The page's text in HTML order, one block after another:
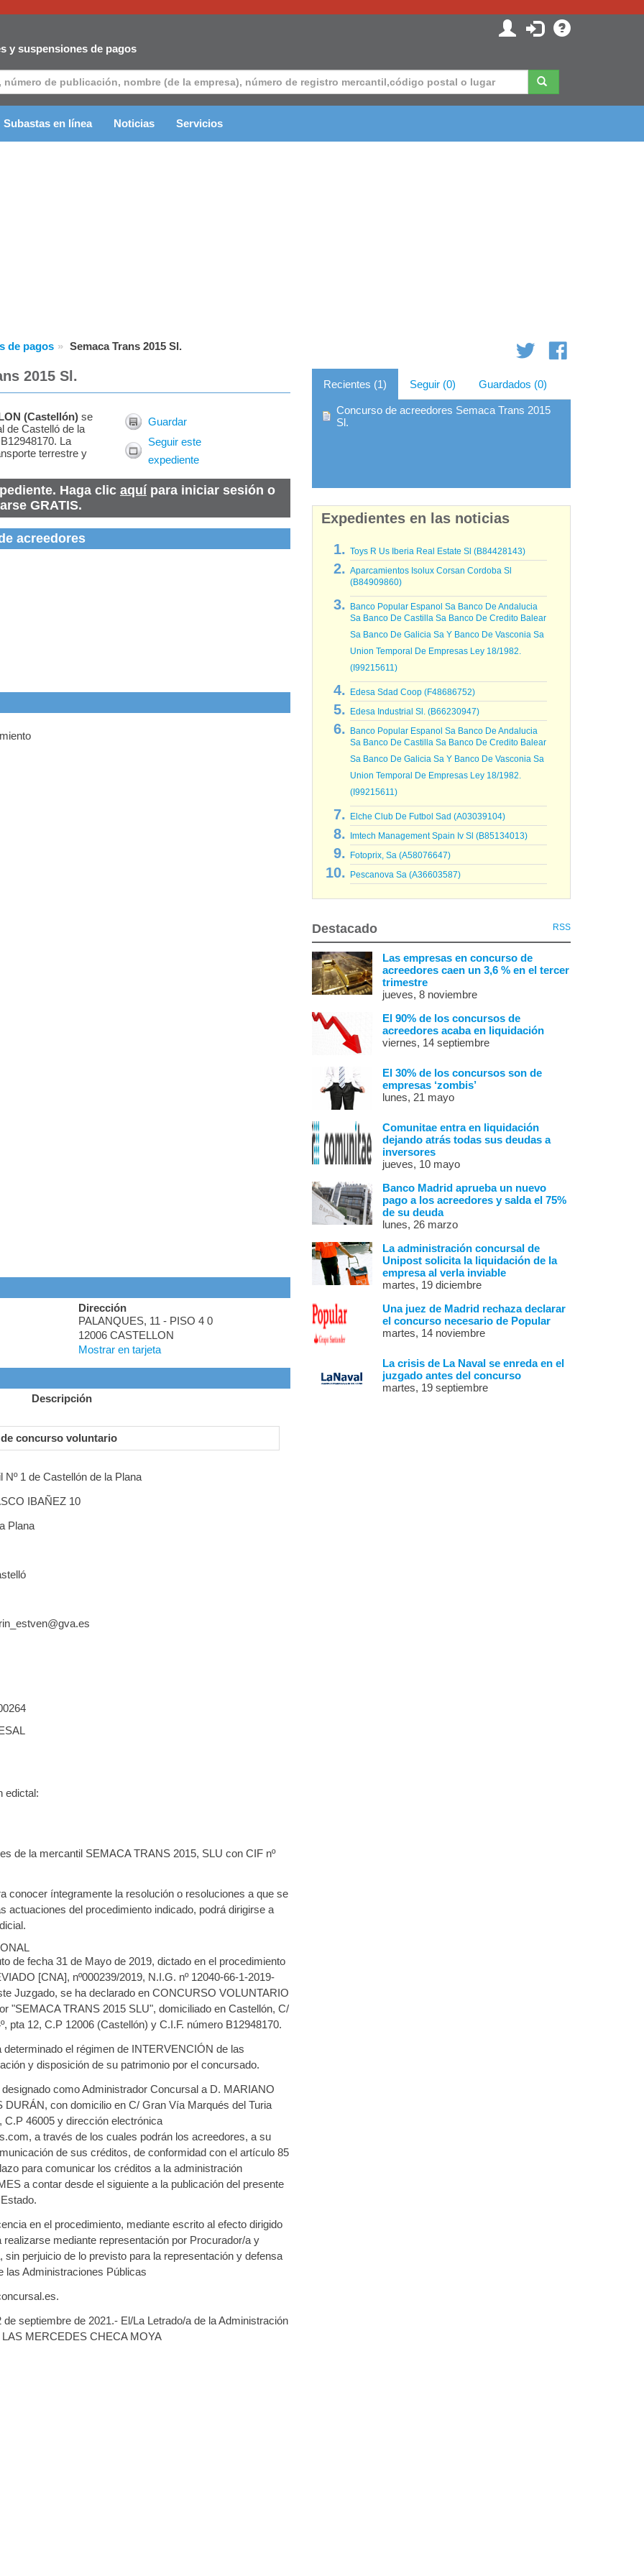
y suspensiones de pagos
Subastas en línea Noticias Servicios
de pagos Semaca Trans 2015 Sl.
2015 Sl.
(Castellón) se
de Castelló de la
La
terrestre y
Guardar
Seguir este
expediente
Haga clic aquí para iniciar sesión o
GRATIS.
acreedores
Dirección
PALANQUES, 11 - PISO 4 0
12006 CASTELLON
Mostrar en tarjeta
Descripción
concurso voluntario
1 de Castellón de la Plana
IBAÑEZ 10
Plana
edictal:
de la mercantil SEMACA TRANS 2015, SLU con CIF nº
conocer íntegramente la resolución o resoluciones a que se
actuaciones del procedimiento indicado, podrá dirigirse a
de fecha 31 de Mayo de 2019, dictado en el procedimiento
[CNA], nº000239/2019, N.I.G. nº 12040-66-1-2019-
Juzgado, se ha declarado en CONCURSO VOLUNTARIO
"SEMACA TRANS 2015 SLU", domiciliado en Castellón, C/
pta 12, C.P 12006 (Castellón) y C.I.F. número B12948170.
el régimen de INTERVENCIÓN de las
y disposición de su patrimonio por el concursado.
como Administrador Concursal a D. MARIANO
con domicilio en C/ Gran Vía Marqués del Turia
C.P 46005 y dirección electrónica
a través de los cuales podrán los acreedores, a su
de sus créditos, de conformidad con el artículo 85
para comunicar los créditos a la administración
a contar desde el siguiente a la publicación del presente
en el procedimiento, mediante escrito al efecto dirigido
realizarse mediante representación por Procurador/a y
sin perjuicio de lo previsto para la representación y defensa
las Administraciones Públicas
de septiembre de 2021.- El/La Letrado/a de la Administración
MERCEDES CHECA MOYA
Recientes (1) Seguir (0) Guardados (0)
Concurso de acreedores Semaca Trans 2015
Sl.
Expedientes en las noticias
Toys R Us Iberia Real Estate Sl (B84428143)
Aparcamientos Isolux Corsan Cordoba Sl
(B84909860)
Banco Popular Espanol Sa Banco De Andalucia
Sa Banco De Castilla Sa Banco De Credito Balear
Sa Banco De Galicia Sa Y Banco De Vasconia Sa
Union Temporal De Empresas Ley 18/1982.
(I99215611)
Edesa Sdad Coop (F48686752)
Edesa Industrial Sl. (B66230947)
Banco Popular Espanol Sa Banco De Andalucia
Sa Banco De Castilla Sa Banco De Credito Balear
Sa Banco De Galicia Sa Y Banco De Vasconia Sa
Union Temporal De Empresas Ley 18/1982.
(I99215611)
Elche Club De Futbol Sad (A03039104)
Imtech Management Spain Iv Sl (B85134013)
Fotoprix, Sa (A58076647)
Pescanova Sa (A36603587)
Destacado RSS
Las empresas en concurso de
acreedores caen un 3,6 % en el tercer
trimestre
jueves, 8 noviembre
El 90% de los concursos de
acreedores acaba en liquidación
viernes, 14 septiembre
El 30% de los concursos son de
empresas ‘zombis’
lunes, 21 mayo
Comunitae entra en liquidación
dejando atrás todas sus deudas a
inversores
jueves, 10 mayo
Banco Madrid aprueba un nuevo
pago a los acreedores y salda el 75%
de su deuda
lunes, 26 marzo
La administración concursal de
Unipost solicita la liquidación de la
empresa al verla inviable
martes, 19 diciembre
Una juez de Madrid rechaza declarar
el concurso necesario de Popular
martes, 14 noviembre
La crisis de La Naval se enreda en el
juzgado antes del concurso
martes, 19 septiembre